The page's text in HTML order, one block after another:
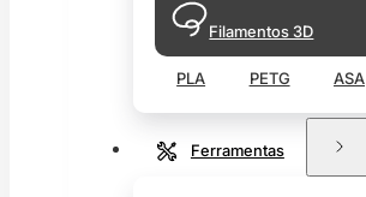
Filamentos 3D
PLA PETG ASA
Ferramentas